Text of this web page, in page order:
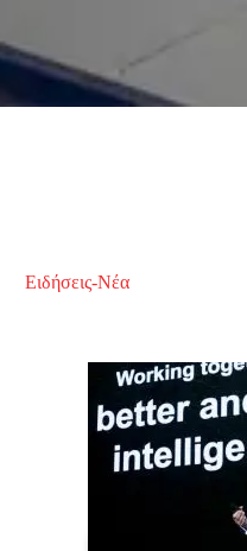
Ειδήσεις-Νέα